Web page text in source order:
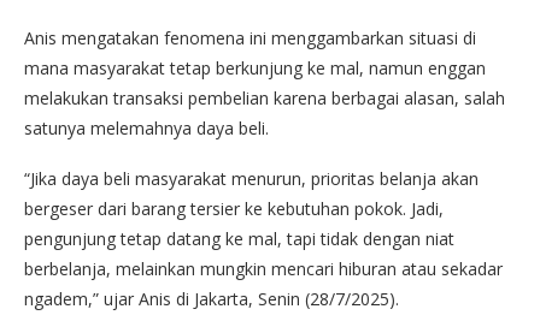
Anis mengatakan fenomena ini menggambarkan situasi di
mana masyarakat tetap berkunjung ke mal, namun enggan
melakukan transaksi pembelian karena berbagai alasan, salah
satunya melemahnya daya beli.
“Jika daya beli masyarakat menurun, prioritas belanja akan
bergeser dari barang tersier ke kebutuhan pokok. Jadi,
pengunjung tetap datang ke mal, tapi tidak dengan niat
berbelanja, melainkan mungkin mencari hiburan atau sekadar
ngadem,” ujar Anis di Jakarta, Senin (28/7/2025).